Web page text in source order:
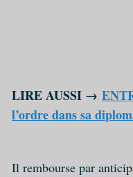
LIRE AUSSI →
l’ordre dans sa
Il rembourse par